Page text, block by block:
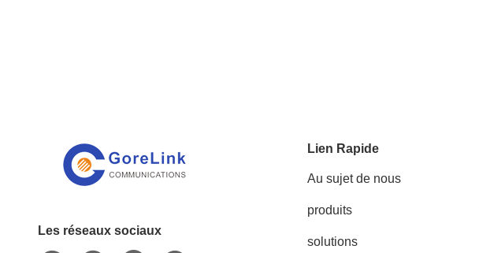
Les réseaux sociaux
Lien Rapide
Au sujet de nous
produits
solutions